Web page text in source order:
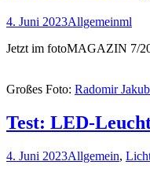
4. Juni 2023Allgemeinml
Jetzt im fotoMAGAZIN 7/
Großes Foto: Radomir
Test: LED-
4. Juni 2023Allgemein,